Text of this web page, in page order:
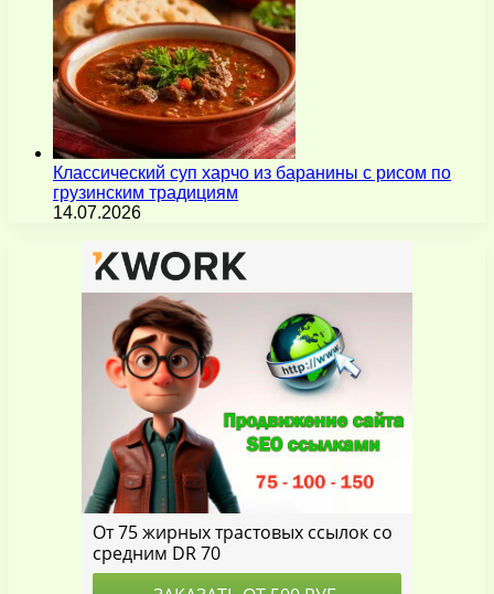
Классический суп харчо из баранины с рисом по
грузинским традициям
14.07.2026